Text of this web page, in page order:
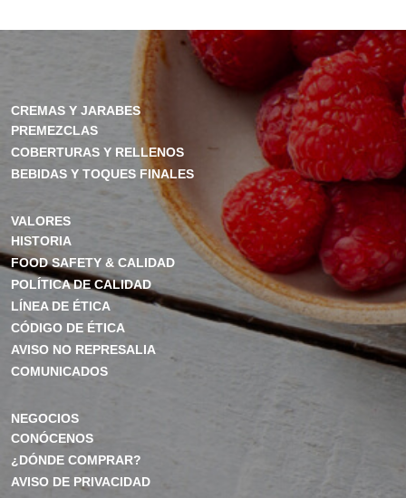
CREMAS Y JARABES
PREMEZCLAS
COBERTURAS Y RELLENOS
BEBIDAS Y TOQUES FINALES
VALORES
HISTORIA
FOOD SAFETY & CALIDAD
POLÍTICA DE CALIDAD
LÍNEA DE ÉTICA
CÓDIGO DE ÉTICA
AVISO NO REPRESALIA
COMUNICADOS
NEGOCIOS
CONÓCENOS
¿DÓNDE COMPRAR?
AVISO DE PRIVACIDAD